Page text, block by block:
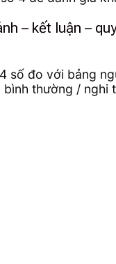
– kết luận –
số đo với bảng
thường / nghi